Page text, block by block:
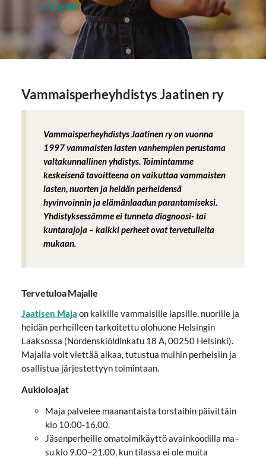
In English
Vammaisperheyhdistys Jaatinen ry
Vammaisperheyhdistys Jaatinen ry on vuonna
1997 vammaisten lasten vanhempien perustama
valtakunnallinen yhdistys. Toimintamme
keskeisenä tavoitteena on vaikuttaa vammaisten
lasten, nuorten ja heidän perheidensä
hyvinvoinnin ja elämänlaadun parantamiseksi.
Yhdistyksessämme ei tunneta diagnoosi- tai
kuntarajoja – kaikki perheet ovat tervetulleita
mukaan.
Tervetuloa Majalle
Jaatisen Maja on kaikille vammaisille lapsille, nuorille ja
heidän perheilleen tarkoitettu olohuone Helsingin
Laaksossa (Nordenskiöldinkatu 18 A, 00250 Helsinki).
Majalla voit viettää aikaa, tutustua muihin perheisiin ja
osallistua järjestettyyn toimintaan.
Aukioloajat
Maja palvelee maanantaista torstaihin päivittäin
klo 10.00-16.00.
Jäsenperheille omatoimikäyttö avainkoodilla ma–
su klo 9.00–21.00, kun tilassa ei ole muita